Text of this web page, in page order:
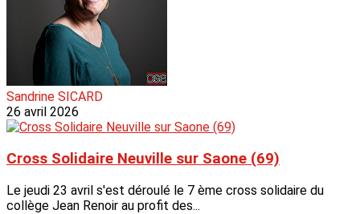
Sandrine SICARD
26 avril 2026
Cross Solidaire Neuville sur Saone (69)
Le jeudi 23 avril s'est déroulé le 7 ème cross solidaire du
collège Jean Renoir au profit des...